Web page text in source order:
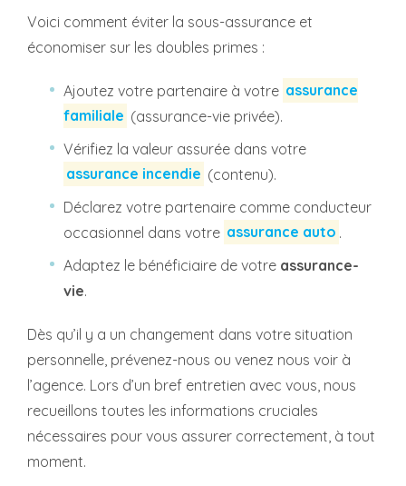
Voici comment éviter la sous-assurance et
économiser sur les doubles primes :
Ajoutez votre partenaire à votre assurance
familiale (assurance-vie privée).
Vérifiez la valeur assurée dans votre
assurance incendie (contenu).
Déclarez votre partenaire comme conducteur
occasionnel dans votre assurance auto .
Adaptez le bénéficiaire de votre assurance-
vie.
Dès qu’il y a un changement dans votre situation
personnelle, prévenez-nous ou venez nous voir à
l’agence. Lors d’un bref entretien avec vous, nous
recueillons toutes les informations cruciales
nécessaires pour vous assurer correctement, à tout
moment.